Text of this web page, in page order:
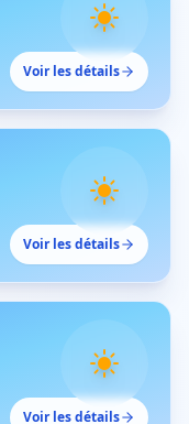
Voir les détails
Voir les détails
Voir les détails